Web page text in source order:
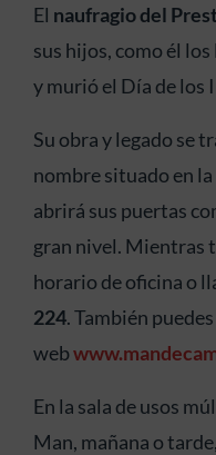
El naufragio del
sus hijos, como él
y murió el Día de los
Su obra y legado se
nombre situado en
abrirá sus puertas
gran nivel. Mientras
horario de oficina o
224. También
web
En la sala de usos
Man, mañana o